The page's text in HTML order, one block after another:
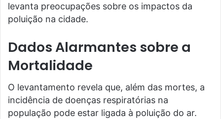
levanta preocupações sobre os impactos da
poluição na cidade.
Dados Alarmantes sobre a
Mortalidade
O levantamento revela que, além das mortes, a
incidência de doenças respiratórias na
população pode estar ligada à poluição do ar.